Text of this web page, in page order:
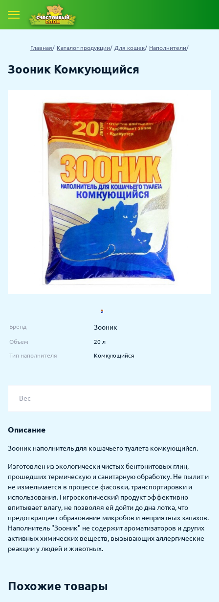
Главная Каталог продукции Для кошек Наполнители
Зооник Комкующийся
Бренд Зооник
Объем 20 л
Тип наполнителя Комкующийся
Вес
Описание
Зооник наполнитель для кошачьего туалета комкующийся.
Изготовлен из экологически чистых бентонитовых глин,
прошедших термическую и санитарную обработку. Не пылит и
не измельчается в процессе фасовки, транспортировки и
использования. Гигроскопический продукт эффективно
впитывает влагу, не позволяя ей дойти до дна лотка, что
предотвращает образование микробов и неприятных запахов.
Наполнитель "Зооник" не содержит ароматизаторов и других
активных химических веществ, вызывающих аллергические
реакции у людей и животных.
Похожие товары